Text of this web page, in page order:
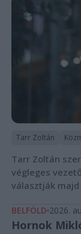
Tarr Zoltán
Tarr Zoltán
végleges
választják majd
BELFÖLD 2026.
Hornok